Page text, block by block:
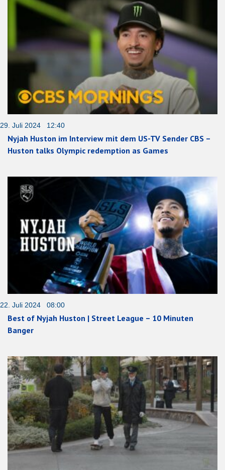
29. Juli 2024 12:40
Nyjah Huston im Interview mit dem US-TV Sender CBS –
Huston talks Olympic redemption as Games
22. Juli 2024 08:00
Best of Nyjah Huston | Street League – 10 Minuten
Banger